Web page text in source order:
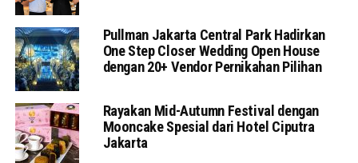
Pullman Jakarta Central Park Hadirkan
One Step Closer Wedding Open House
dengan 20+ Vendor Pernikahan Pilihan
Rayakan Mid-Autumn Festival dengan
Mooncake Spesial dari Hotel Ciputra
Jakarta